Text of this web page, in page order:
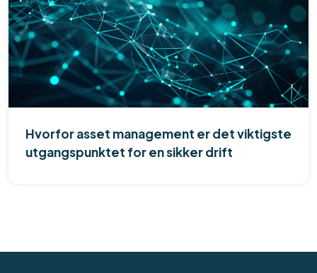
Hvorfor asset management er det viktigste
utgangspunktet for en sikker drift